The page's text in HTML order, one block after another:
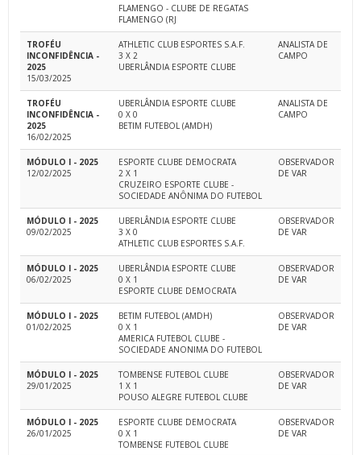
FLAMENGO - CLUBE DE REGATAS
FLAMENGO (RJ
TROFÉU
INCONFIDÊNCIA -
2025
15/03/2025
ATHLETIC CLUB ESPORTES S.A.F.
3 X 2
UBERLÂNDIA ESPORTE CLUBE
ANALISTA DE
CAMPO
TROFÉU
INCONFIDÊNCIA -
2025
16/02/2025
UBERLÂNDIA ESPORTE CLUBE
0 X 0
BETIM FUTEBOL (AMDH)
ANALISTA DE
CAMPO
MÓDULO I - 2025
12/02/2025
ESPORTE CLUBE DEMOCRATA
2 X 1
CRUZEIRO ESPORTE CLUBE -
SOCIEDADE ANÔNIMA DO FUTEBOL
OBSERVADOR
DE VAR
MÓDULO I - 2025
09/02/2025
UBERLÂNDIA ESPORTE CLUBE
3 X 0
ATHLETIC CLUB ESPORTES S.A.F.
OBSERVADOR
DE VAR
MÓDULO I - 2025
06/02/2025
UBERLÂNDIA ESPORTE CLUBE
0 X 1
ESPORTE CLUBE DEMOCRATA
OBSERVADOR
DE VAR
MÓDULO I - 2025
01/02/2025
BETIM FUTEBOL (AMDH)
0 X 1
AMERICA FUTEBOL CLUBE -
SOCIEDADE ANONIMA DO FUTEBOL
OBSERVADOR
DE VAR
MÓDULO I - 2025
29/01/2025
TOMBENSE FUTEBOL CLUBE
1 X 1
POUSO ALEGRE FUTEBOL CLUBE
OBSERVADOR
DE VAR
MÓDULO I - 2025
26/01/2025
ESPORTE CLUBE DEMOCRATA
0 X 1
TOMBENSE FUTEBOL CLUBE
OBSERVADOR
DE VAR